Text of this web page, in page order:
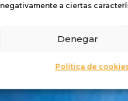
negativamente a ciertas
Denegar
Política de